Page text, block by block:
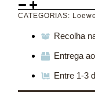
CATEGORIAS: Loewe
Recolha
Entrega
Entre 1-3